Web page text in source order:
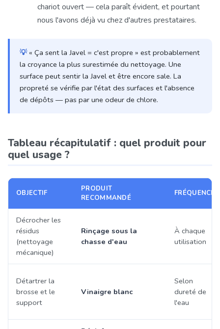
chariot ouvert — cela paraît évident, et pourtant
nous l'avons déjà vu chez d'autres prestataires.
💡 « Ça sent la Javel = c'est propre » est probablement
la croyance la plus surestimée du nettoyage. Une
surface peut sentir la Javel et être encore sale. La
propreté se vérifie par l'état des surfaces et l'absence
de dépôts — pas par une odeur de chlore.
Tableau récapitulatif : quel produit pour
quel usage ?
OBJECTIF
PRODUIT
RECOMMANDÉ
FRÉQUENCE
Décrocher les
résidus
(nettoyage
mécanique)
Rinçage sous la
chasse d'eau
À chaque
utilisation
Détartrer la
brosse et le
support
Vinaigre blanc
Selon
dureté de
l'eau